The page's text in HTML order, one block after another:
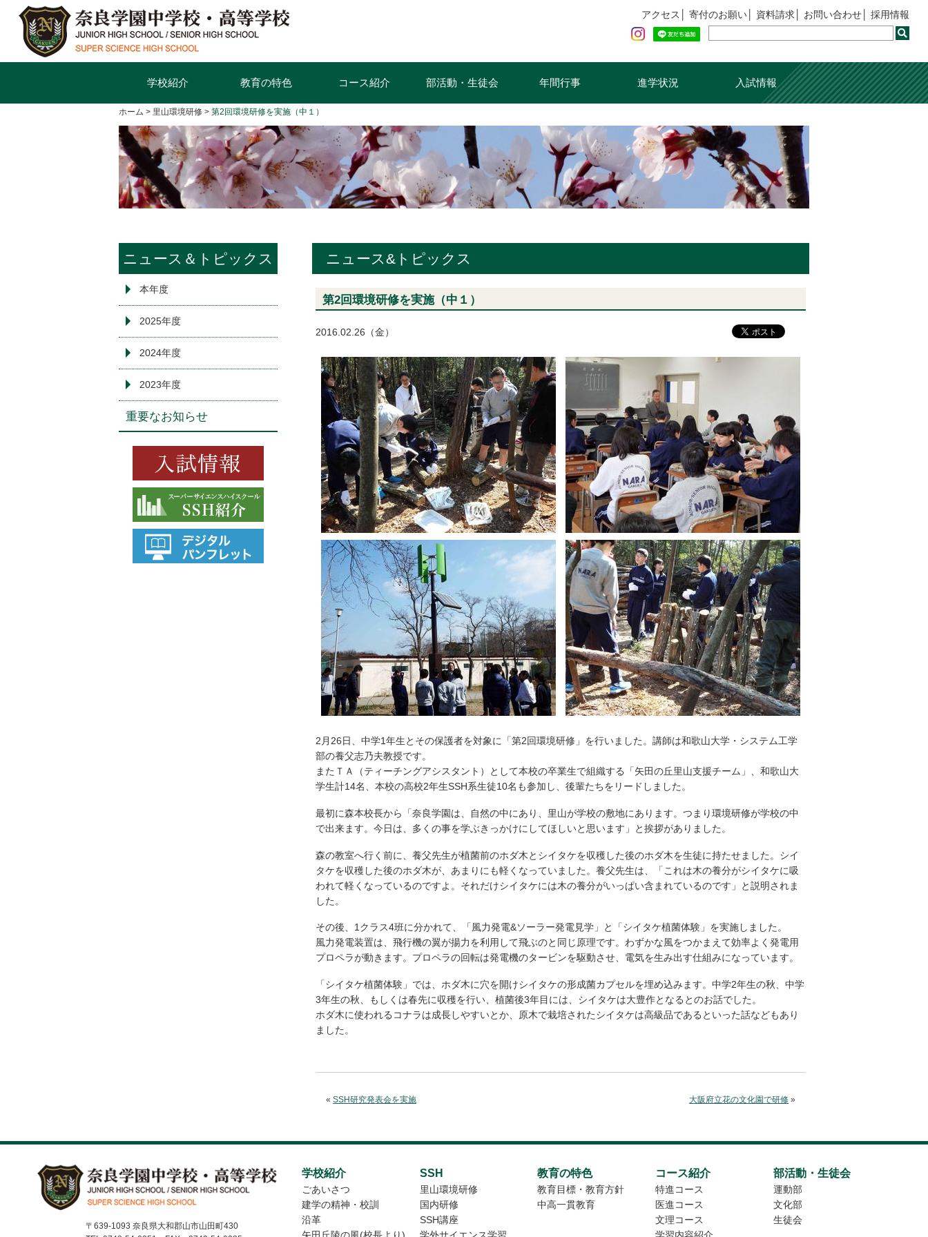
アクセス 寄付のお願い 資料請求 お問い合わせ 採用情報
学校紹介 教育の特色 コース紹介 部活動・生徒会 年間行事 進学状況 入試情報
ホーム 里山環境研修 第2回環境研修を実施（中１）
ニュース＆トピックス
本年度
2025年度
2024年度
2023年度
重要なお知らせ
ニュース&トピックス
第2回環境研修を実施（中１）
2016.02.26（金）
2月26日、中学1年生とその保護者を対象に「第2回環境研修」を行いました。講師は和歌山大学・システム工学
部の養父志乃夫教授です。
またＴＡ（ティーチングアシスタント）として本校の卒業生で組織する「矢田の丘里山支援チーム」、和歌山大
学生計14名、本校の高校2年生SSH系生徒10名も参加し、後輩たちをリードしました。
最初に森本校長から「奈良学園は、自然の中にあり、里山が学校の敷地にあります。つまり環境研修が学校の中
で出来ます。今日は、多くの事を学ぶきっかけにしてほしいと思います」と挨拶がありました。
森の教室へ行く前に、養父先生が植菌前のホダ木とシイタケを収穫した後のホダ木を生徒に持たせました。シイ
タケを収穫した後のホダ木が、あまりにも軽くなっていました。養父先生は、「これは木の養分がシイタケに吸
われて軽くなっているのですよ。それだけシイタケには木の養分がいっぱい含まれているのです」と説明されま
した。
その後、1クラス4班に分かれて、「風力発電&ソーラー発電見学」と「シイタケ植菌体験」を実施しました。
風力発電装置は、飛行機の翼が揚力を利用して飛ぶのと同じ原理です。わずかな風をつかまえて効率よく発電用
プロペラが動きます。プロペラの回転は発電機のタービンを駆動させ、電気を生み出す仕組みになっています。
「シイタケ植菌体験」では、ホダ木に穴を開けシイタケの形成菌カプセルを埋め込みます。中学2年生の秋、中学
3年生の秋、もしくは春先に収穫を行い、植菌後3年目には、シイタケは大豊作となるとのお話でした。
ホダ木に使われるコナラは成長しやすいとか、原木で栽培されたシイタケは高級品であるといった話などもあり
ました。
« SSH研究発表会を実施 大阪府立花の文化園で研修 »
〒639-1093 奈良県大和郡山市山田町430
学校紹介
ごあいさつ
建学の精神・校訓
沿革
SSH
里山環境研修
国内研修
SSH講座
教育の特色
教育目標・教育方針
中高一貫教育
コース紹介
特進コース
医進コース
文理コース
部活動・生徒会
運動部
文化部
生徒会